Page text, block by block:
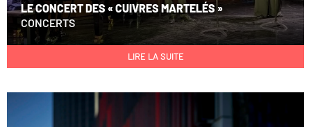
LE CONCERT DES « CUIVRES MARTELÉS »
CONCERTS
LIRE LA SUITE